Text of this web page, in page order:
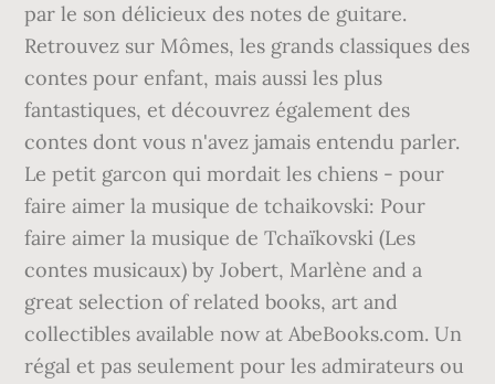
par le son délicieux des notes de guitare.
Retrouvez sur Mômes, les grands classiques des
contes pour enfant, mais aussi les plus
fantastiques, et découvrez également des
contes dont vous n'avez jamais entendu parler.
Le petit garcon qui mordait les chiens - pour
faire aimer la musique de tchaikovski: Pour
faire aimer la musique de Tchaïkovski (Les
contes musicaux) by Jobert, Marlène and a
great selection of related books, art and
collectibles available now at AbeBooks.com. Un
régal et pas seulement pour les admirateurs ou